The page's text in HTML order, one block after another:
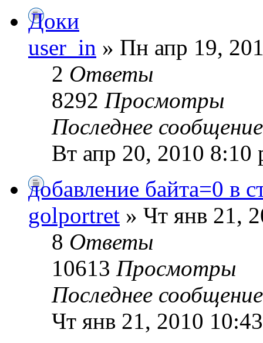
Доки
user_in » Пн апр 19,
2 Ответы
8292 Просмотры
Последнее
Вт апр 20, 2010 8:10
добавление байта=0 в
golportret » Чт янв 21,
8 Ответы
10613 Просмотры
Последнее
Чт янв 21, 2010